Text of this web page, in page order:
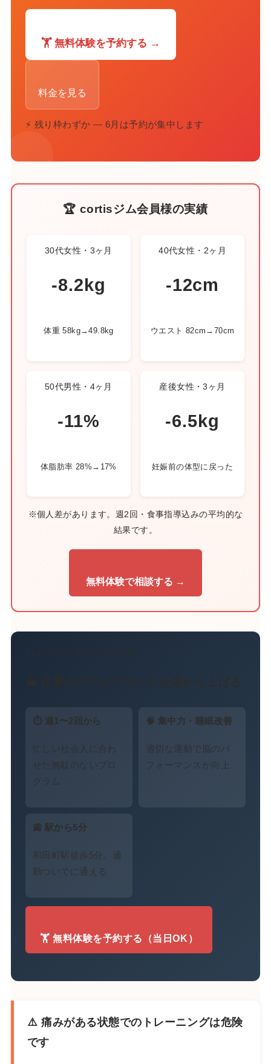
🏋️ 無料体験を予約する →
料金を見る
⚡ 残り枠わずか — 6月は予約が集中します
🏆 cortisジム会員様の実績
30代女性・3ヶ月
-8.2kg
体重 58kg→49.8kg
40代女性・2ヶ月
-12cm
ウエスト 82cm→70cm
50代男性・4ヶ月
-11%
体脂肪率 28%→17%
産後女性・3ヶ月
-6.5kg
妊娠前の体型に戻った
※個人差があります。週2回・食事指導込みの平均的な
結果です。
無料体験で相談する →
💼 仕事のパフォーマンスを体から上げる
⏱ 週1〜2回から
忙しい社会人に合わ
せた無駄のないプロ
グラム
🧠 集中力・睡眠改善
適切な運動で脳のパ
フォーマンスが向上
🚉 駅から5分
和田町駅徒歩5分。通
勤ついでに通える
🏋️ 無料体験を予約する（当日OK）
⚠️ 痛みがある状態でのトレーニングは危険
です